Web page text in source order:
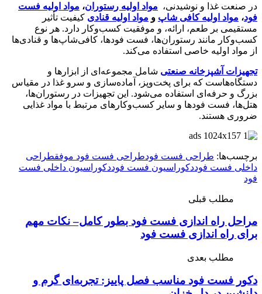
در صنعت غذا و نوشیدنی، مواد اولیه رستوران‌، مواد اولیه فست
فود، مواد اولیه کافی‌ شاپ‌ و مواد اولیه قنادی کیفیت تأثیر
مستقیمی بر طعم، ارائه، و موفقیت کسب‌وکار دارد. هر نوع
کسب‌وکار مانند رستوران‌ها، فست فودها، کافی‌شاپ‌ها و قنادی‌ها
از مواد اولیه خاصی استفاده می‌کند.
تجهیزات آشپزخانه صنعتی شامل مجموعه‌ای از ابزارها و
دستگاه‌هاست که برای پخت‌وپز، آماده‌سازی و سرو غذا در مقیاس
بزرگ و حرفه‌ای استفاده می‌شود. این تجهیزات در رستوران‌ها،
هتل‌ها، فست فودها و سایر کسب‌وکارهای مرتبط با مواد غذایی
ضروری هستند.
برچسب‌ها: طراحی فست فودطراحی فست فود موفقطراحی
داخلی فست فوددکوراسیون فست فوددکوراسیون داخلی فست
فود
مطلب قبلی
مراحل راه اندازی فست فود بطور کامل– نکات مهم
برای راه اندازی فست فود
مطلب بعدی
دکور فست فود مناسب فصل پاییز: تجربه‌ای گرم و